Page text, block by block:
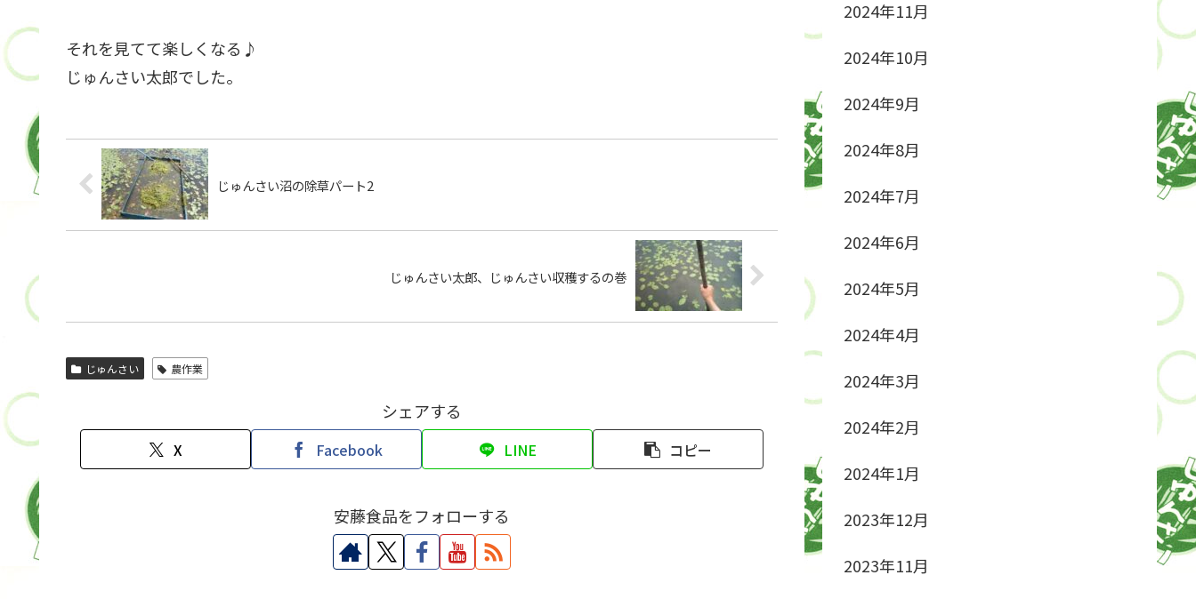
それを見てて楽しくなる♪
じゅんさい太郎でした。
じゅんさい沼の除草パート2
じゅんさい太郎、じゅんさい収穫するの巻
じゅんさい 農作業
シェアする
X Facebook LINE コピー
安藤食品をフォローする
2024年11月
2024年10月
2024年9月
2024年8月
2024年7月
2024年6月
2024年5月
2024年4月
2024年3月
2024年2月
2024年1月
2023年12月
2023年11月